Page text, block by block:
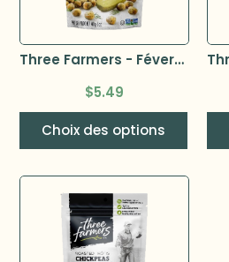
Three Farmers - Féveroles rôties 140g –
$5.49
Choix des options